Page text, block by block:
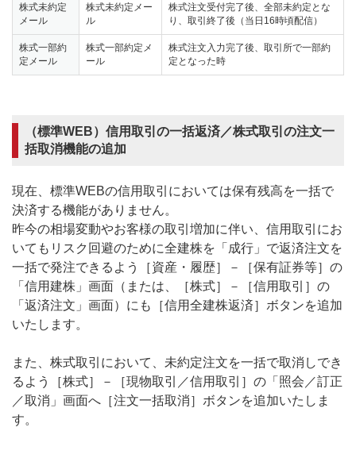
株式未約定
メール
株式未約定メー
ル
株式注文受付完了後、全部未約定とな
り、取引終了後（当日16時頃配信）
株式一部約
定メール
株式一部約定メ
ール
株式注文入力完了後、取引所で一部約
定となった時
（標準WEB）信用取引の一括返済／株式取引の注文一
括取消機能の追加
現在、標準WEBの信用取引においては保有残高を一括で
決済する機能がありません。
昨今の相場変動やお客様の取引増加に伴い、信用取引にお
いてもリスク回避のために全建株を「成行」で返済注文を
一括で発注できるよう［資産・履歴］－［保有証券等］の
「信用建株」画面（または、［株式］－［信用取引］の
「返済注文」画面）にも［信用全建株返済］ボタンを追加
いたします。
また、株式取引において、未約定注文を一括で取消しでき
るよう［株式］－［現物取引／信用取引］の「照会／訂正
／取消」画面へ［注文一括取消］ボタンを追加いたしま
す。